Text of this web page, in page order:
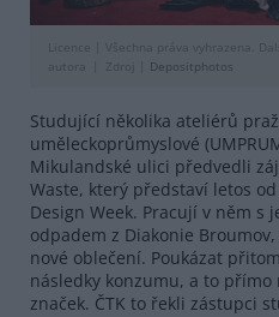
Licence |
Všechna práva vyhrazena.
autora
Zdroj | Depositphotos
Studující několika ateliérů
uměleckoprůmyslové
Mikulandské ulici předvedli
Waste, který představí letos
Design Week. Pracují v něm s
odpadem z Diakonie
nové oblečení. Poukázat
následky konzumu, a to
značek. ČTK to řekli zástupci